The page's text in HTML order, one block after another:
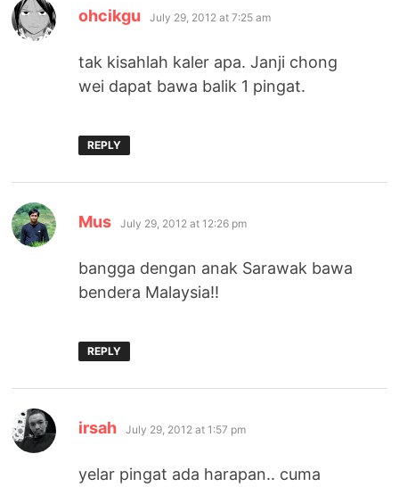
ohcikgu says:
July 29, 2012 at 7:25 am
tak kisahlah kaler apa. Janji chong
wei dapat bawa balik 1 pingat.
REPLY
Mus says:
July 29, 2012 at 12:26 pm
bangga dengan anak Sarawak bawa
bendera Malaysia!!
REPLY
irsah says:
July 29, 2012 at 1:57 pm
yelar pingat ada harapan.. cuma